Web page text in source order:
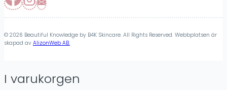
© 2026 Beautiful Knowledge by B4K Skincare. All Rights Reserved. Webbplatsen är
skapad av AlizonWeb AB.
I varukorgen